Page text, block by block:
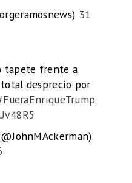
31
tapete frente a
desprecio por